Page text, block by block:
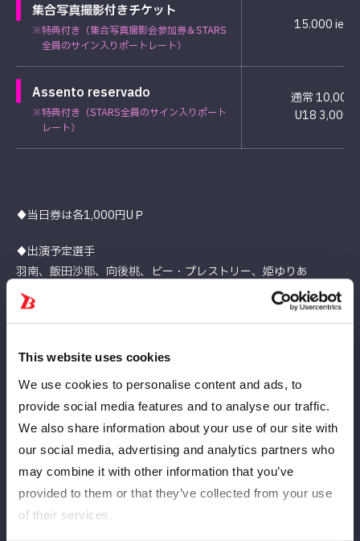
This website uses cookies
We use cookies to personalise content and ads, to
provide social media features and to analyse our traffic.
We also share information about your use of our site with
our social media, advertising and analytics partners who
may combine it with other information that you’ve
provided to them or that they’ve collected from your use
of their services.
集合写真撮影付きチケット
※特典付き（集合写真撮影会参加券＆STARS
全員のサイン入りポートレート）
15.000
Assento reservado
※特典付き（STARS全員のサイン入りポート
レート）
通常 10,000
U18 3,000
♦当日券は各1,000円UＰ
♦出演予定選手
羽南、飯田沙耶、向後桃、ビー・プレストリー、姫ゆりあ
※出演予定選手は変更となる場合がございます。
♦内容
②STARSプレゼント企画
STARSメンバーおすすめのグッズをお客様にランダムでプレゼン
ト！
③STARSからのお見送り
帰り際には、STARS全員がお客様をお見送り！
その際、メンバー全員の集合ポートレート（直筆サイン入り）を